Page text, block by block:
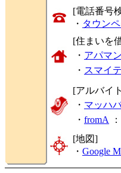
[電話番号
・ タウン
[住まいを
・ アパマ
・ スマイ
[アルバイ
・ マッハ
・ fromA ：
[地図]
・ Google